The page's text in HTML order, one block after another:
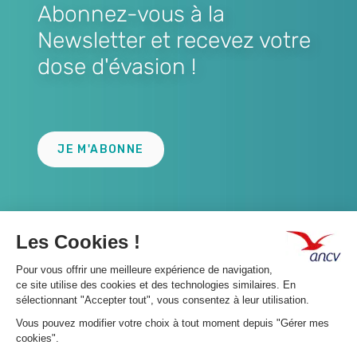
Abonnez-vous à la
Newsletter et recevez votre
dose d'évasion !
JE M'ABONNE